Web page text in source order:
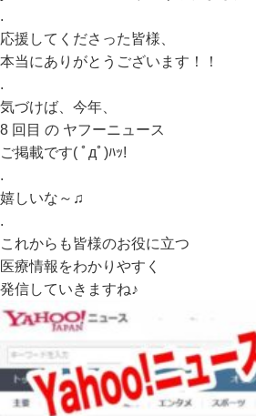
.
応援してくださった皆様、
本当にありがとうございます！！
.
気づけば、今年、
8 回目 の ヤフーニュース
ご掲載です( ﾟдﾟ)ﾊｯ!
.
嬉しいな～♫
.
これからも皆様のお役に立つ
医療情報をわかりやすく
発信していきますね♪